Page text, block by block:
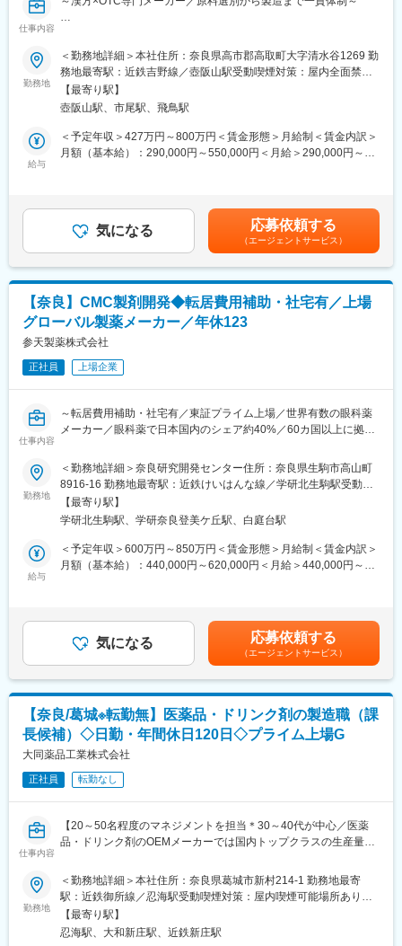
仕事内容
漢方に特化した医薬品の製造における「薬剤師」の資格を活かし
てできるオフィス業務をお任せします。
■業務内容：
具体的には、下記内容から経験により
（1）医薬品製造業における管理薬剤師業務
（2）医薬品の申請・許可書類の作成
研究開発部門・製造部門・品質保証部門が密に連携しながら、漢
方を中心としたOTC医薬品を生み出しています。
４名が在籍（40代メインの年齢構成）しています。
■キャリアの考え方：
・適性等に合わせて、お一人毎に個別に職種を検討いたします。
■会社の特長：
葛根湯内服液「カコナール」をはじめとするOTC医薬品で長年の
実績を持つ漢方に強いメーカーです。
平成17年（西暦2005年）の新工場建設以降も設備投資を続け、新
製品ラインや物流倉庫の増設など、成長投資を積極的に行ってい
「進取・持続・感謝」の社訓のもと、社員の物心両面の幸福と、
人々の健康への貢献を両立させる姿勢を大切にしており、腰を据
えて専門性を高めたい薬剤師の方に適した環境です。
勤務地
＜勤務地詳細＞本社住所：奈良県高市郡高取町大字清水谷1269 勤
務地最寄駅：近鉄吉野線／壺阪山駅受動喫煙対策：屋内全面禁煙
変更の範囲：無
【最寄り駅】
壺阪山駅、市尾駅、飛鳥駅
給与
＜予定年収＞427万円～800万円＜賃金形態＞月給制＜賃金内訳＞
月額（基本給）：290,000円～550,000円＜月給＞290,000円～
り、選考を通じて上下する可能性があります。月給(月額)は固定手
当を含めた表記です。
気になる 応募依頼する
（エージェントサービス）
【奈良】CMC製剤開発◆転居費用補助・社宅有／上場
グローバル製薬メーカー／年休123
参天製薬株式会社
正社員 上場企業
仕事内容
～転居費用補助・社宅有／東証プライム上場／世界有数の眼科薬
メーカー／眼科薬で日本国内のシェア約40%／60カ国以上に拠点
■業務内容：
製品開発本部 製剤開発グループに所属し、製剤開発担当者とし
て、眼科疾患の薬剤治療を変えるような革新的な新規製剤技術の
獲得を推進し、未充足ニーズを満たす製品開発、及びバイオロジ
クス製品等の新規モダリティ製品開発を推進いただきます。
- 新規製剤技術獲得にともなう評価計画の立案及び実行
的かつ確実な承認取得や安定供給に向けた技術移転
- 患者さんの未充足ニーズや医療現場の課題への対応、各地域の患
者ニーズを捉えた製剤改良、製剤技術やLCMの立案
Santenは、眼科医療に特化した130年の歴史を持つ製薬企業で
す。日本発のグローバル企業として60カ国以上に拠点を持ち、目
の健康のために様々な革新的な治療法とデジタルソリューション
を提供し、世界中の人々の視覚に関わる社会問題に取り組んでい
ます。
※直近１年以内に自己応募、または他人材紹介会社含めて、同ポジ
ションへご応募をされた方の再応募は不可となります。
変更の範囲：会社の定める業務
勤務地
＜勤務地詳細＞奈良研究開発センター住所：奈良県生駒市高山町
8916-16 勤務地最寄駅：近鉄けいはんな線／学研北生駒駅受動喫
煙対策：屋内全面禁煙変更の範囲：会社の定める事業所
【最寄り駅】
学研北生駒駅、学研奈良登美ケ丘駅、白庭台駅
給与
＜予定年収＞600万円～850万円＜賃金形態＞月給制＜賃金内訳＞
月額（基本給）：440,000円～620,000円＜月給＞440,000円～
り、選考を通じて上下する可能性があります。月給(月額)は固定手
当を含めた表記です。
気になる 応募依頼する
（エージェントサービス）
【奈良/葛城※転勤無】医薬品・ドリンク剤の製造職（課
長候補）◇日勤・年間休日120日◇プライム上場G
大同薬品工業株式会社
正社員 転勤なし
仕事内容
【20～50名程度のマネジメントを担当＊30～40代が中心／医薬
品・ドリンク剤のOEMメーカーでは国内トップクラスの生産量／
■業務内容：
・課長ポジションとして生産部のマネジメント業務(部署により20
名～60名程度)
・各工程責任者、各課との連携
勤務地
＜勤務地詳細＞本社住所：奈良県葛城市新村214-1 勤務地最寄
駅：近鉄御所線／忍海駅受動喫煙対策：屋内喫煙可能場所あり変
更の範囲：無
【最寄り駅】
忍海駅、大和新庄駅、近鉄新庄駅